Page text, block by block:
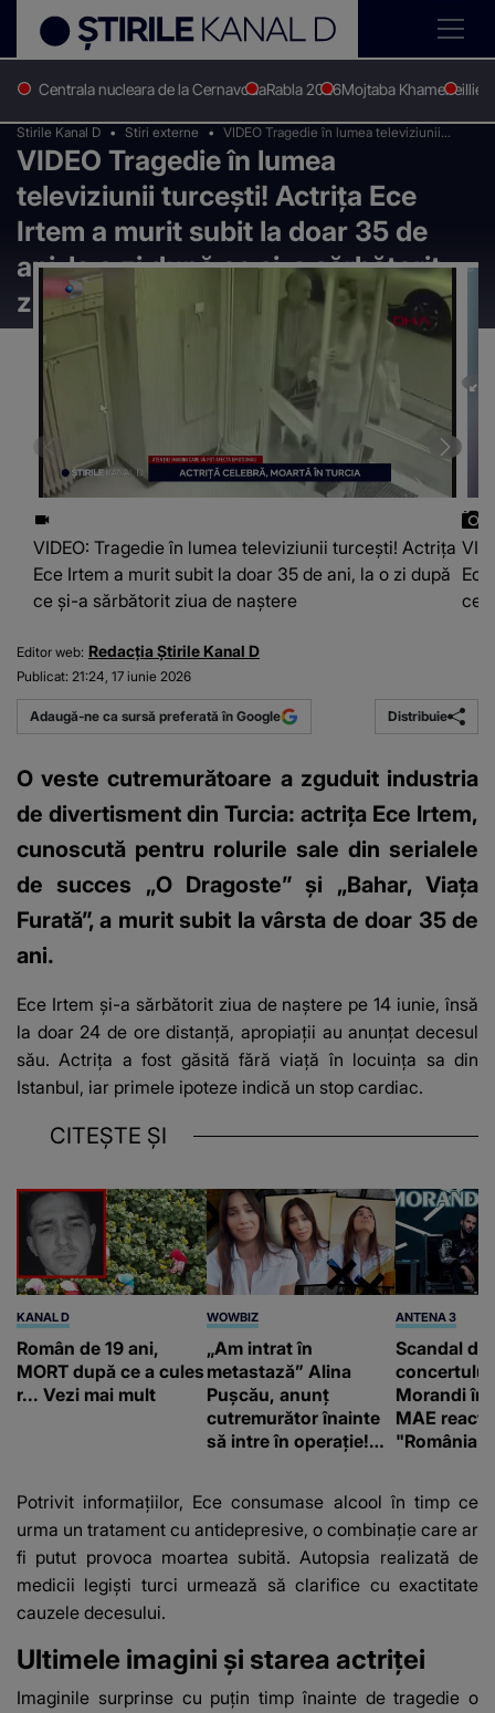
Centrala nucleara de la CernavodaRabla 2026Mojtaba KhameneiIlie
Stirile Kanal D Stiri externe
VIDEO Tragedie în lumea televiziunii
turcești! Actrița Ece Irtem a murit subit la
doar 35 de ani, la o zi după ce și-a
sărbătorit ziua de naștere
VIDEO Tragedie în lumea
televiziunii turcești! Actrița Ece
Irtem a murit subit la doar 35 de
ani, la o zi după ce și-a sărbătorit
ziua de naștere
VIDEO: Tragedie în lumea televiziunii turcești! Actrița
Ece Irtem a murit subit la doar 35 de ani, la o zi după
ce și-a sărbătorit ziua de naștere
ce
Editor web: Redacția Știrile Kanal D
Publicat: 21:24, 17 iunie 2026
Adaugă-ne ca sursă preferată în Google Distribuie
O veste cutremurătoare a zguduit industria
de divertisment din Turcia: actrița Ece Irtem,
cunoscută pentru rolurile sale din serialele
de succes „O Dragoste” și „Bahar, Viața
Furată”, a murit subit la vârsta de doar 35 de
ani.
Ece Irtem și-a sărbătorit ziua de naștere pe 14 iunie, însă
la doar 24 de ore distanță, apropiații au anunțat decesul
său. Actrița a fost găsită fără viață în locuința sa din
Istanbul, iar primele ipoteze indică un stop cardiac.
CITEȘTE ȘI
KANAL D
Român de 19 ani,
MORT după ce a cules
r... Vezi mai mult
WOWBIZ
„Am intrat în
metastază” Alina
Pușcău, anunț
cutremurător înainte
să intre în operație!
fanilor
ANTENA 3
Scandal
Morandi în
MAE
"România
Potrivit informațiilor, Ece consumase alcool în timp ce
urma un tratament cu antidepresive, o combinație care ar
fi putut provoca moartea subită. Autopsia realizată de
medicii legiști turci urmează să clarifice cu exactitate
cauzele decesului.
Ultimele imagini și starea actriței
Imaginile surprinse cu puțin timp înainte de tragedie o